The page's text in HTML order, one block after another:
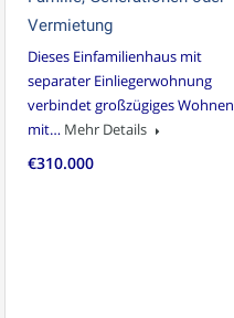
Vermietung
Dieses Einfamilienhaus mit
separater Einliegerwohnung
verbindet großzügiges Wohnen
mit… Mehr Details
€310.000